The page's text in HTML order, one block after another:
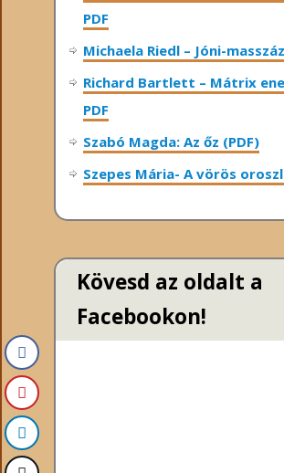
PDF
Michaela Riedl – Jóni-
Richard Bartlett – Mátrix
PDF
Szabó Magda: Az őz (PDF)
Szepes Mária- A vörös
Kövesd az oldalt a
Facebookon!